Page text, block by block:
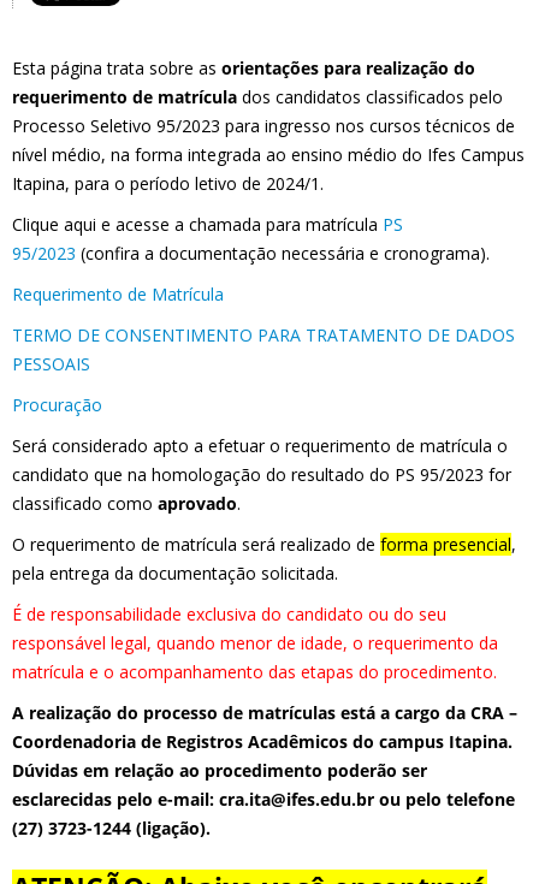
Esta página trata sobre as orientações para realização do
requerimento de matrícula dos candidatos classificados pelo
Processo Seletivo 95/2023 para ingresso nos cursos técnicos de
nível médio, na forma integrada ao ensino médio do Ifes Campus
Itapina, para o período letivo de 2024/1.
Clique aqui e acesse a chamada para matrícula PS
95/2023 (confira a documentação necessária e cronograma).
Requerimento de Matrícula
TERMO DE CONSENTIMENTO PARA TRATAMENTO DE DADOS
PESSOAIS
Procuração
Será considerado apto a efetuar o requerimento de matrícula o
candidato que na homologação do resultado do PS 95/2023 for
classificado como aprovado.
O requerimento de matrícula será realizado de forma presencial,
pela entrega da documentação solicitada.
É de responsabilidade exclusiva do candidato ou do seu
responsável legal, quando menor de idade, o requerimento da
matrícula e o acompanhamento das etapas do procedimento.
A realização do processo de matrículas está a cargo da CRA –
Coordenadoria de Registros Acadêmicos do campus Itapina.
Dúvidas em relação ao procedimento poderão ser
esclarecidas pelo e-mail: cra.ita@ifes.edu.br ou pelo telefone
(27) 3723-1244 (ligação).